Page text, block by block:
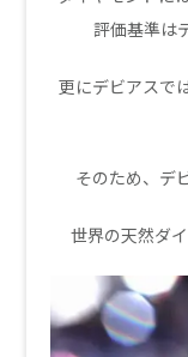
評価基準は
更にデビアスで
そのため、デ
世界の天然ダ